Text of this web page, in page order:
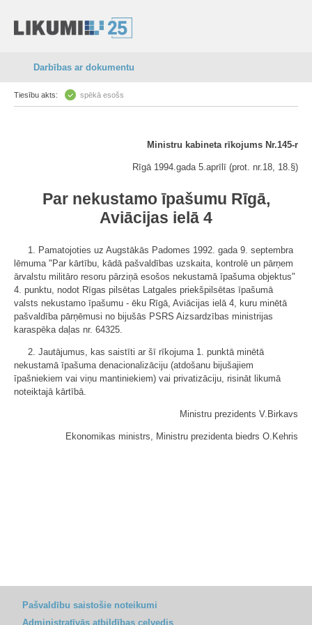
Darbības ar dokumentu
Tiesību akts: spēkā esošs
Ministru kabineta rīkojums Nr.145-r
Rīgā 1994.gada 5.aprīlī (prot. nr.18, 18.§)
Par nekustamo īpašumu Rīgā,
Aviācijas ielā 4
1. Pamatojoties uz Augstākās Padomes 1992. gada 9. septembra
lēmuma "Par kārtību, kādā pašvaldības uzskaita, kontrolē un pārņem
ārvalstu militāro resoru pārziņā esošos nekustamā īpašuma objektus"
4. punktu, nodot Rīgas pilsētas Latgales priekšpilsētas īpašumā
valsts nekustamo īpašumu - ēku Rīgā, Aviācijas ielā 4, kuru minētā
pašvaldība pārņēmusi no bijušās PSRS Aizsardzības ministrijas
karaspēka daļas nr. 64325.
2. Jautājumus, kas saistīti ar šī rīkojuma 1. punktā minētā
nekustamā īpašuma denacionalizāciju (atdošanu bijušajiem
īpašniekiem vai viņu mantiniekiem) vai privatizāciju, risināt likumā
noteiktajā kārtībā.
Ministru prezidents V.Birkavs
Ekonomikas ministrs, Ministru prezidenta biedrs O.Kehris
Pašvaldību saistošie noteikumi
Administratīvās atbildības ceļvedis